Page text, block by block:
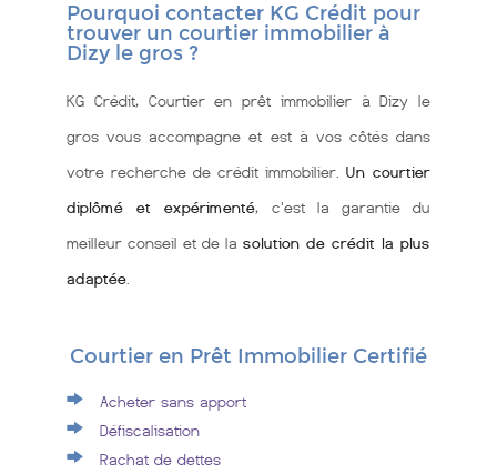
Pourquoi contacter KG Crédit pour
trouver un courtier immobilier à
Dizy le gros ?
KG Crédit, Courtier en prêt immobilier à Dizy le
gros vous accompagne et est à vos côtés dans
votre recherche de crédit immobilier. Un courtier
diplômé et expérimenté, c'est la garantie du
meilleur conseil et de la solution de crédit la plus
adaptée
Courtier en Prêt Immobilier Certifié
Acheter sans apport
Défiscalisation
Rachat de dettes